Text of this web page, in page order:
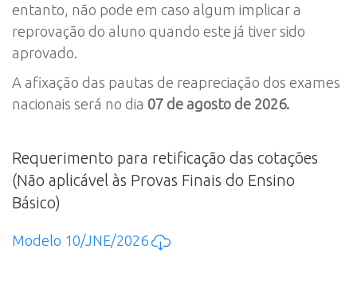
entanto, não pode em caso algum implicar a
reprovação do aluno quando este já tiver sido
aprovado.
A afixação das pautas de reapreciação dos exames
nacionais será no dia 07 de agosto de 2026.
Requerimento para retificação das cotações
(Não aplicável às Provas Finais do Ensino
Básico)
Modelo 10/JNE/2026